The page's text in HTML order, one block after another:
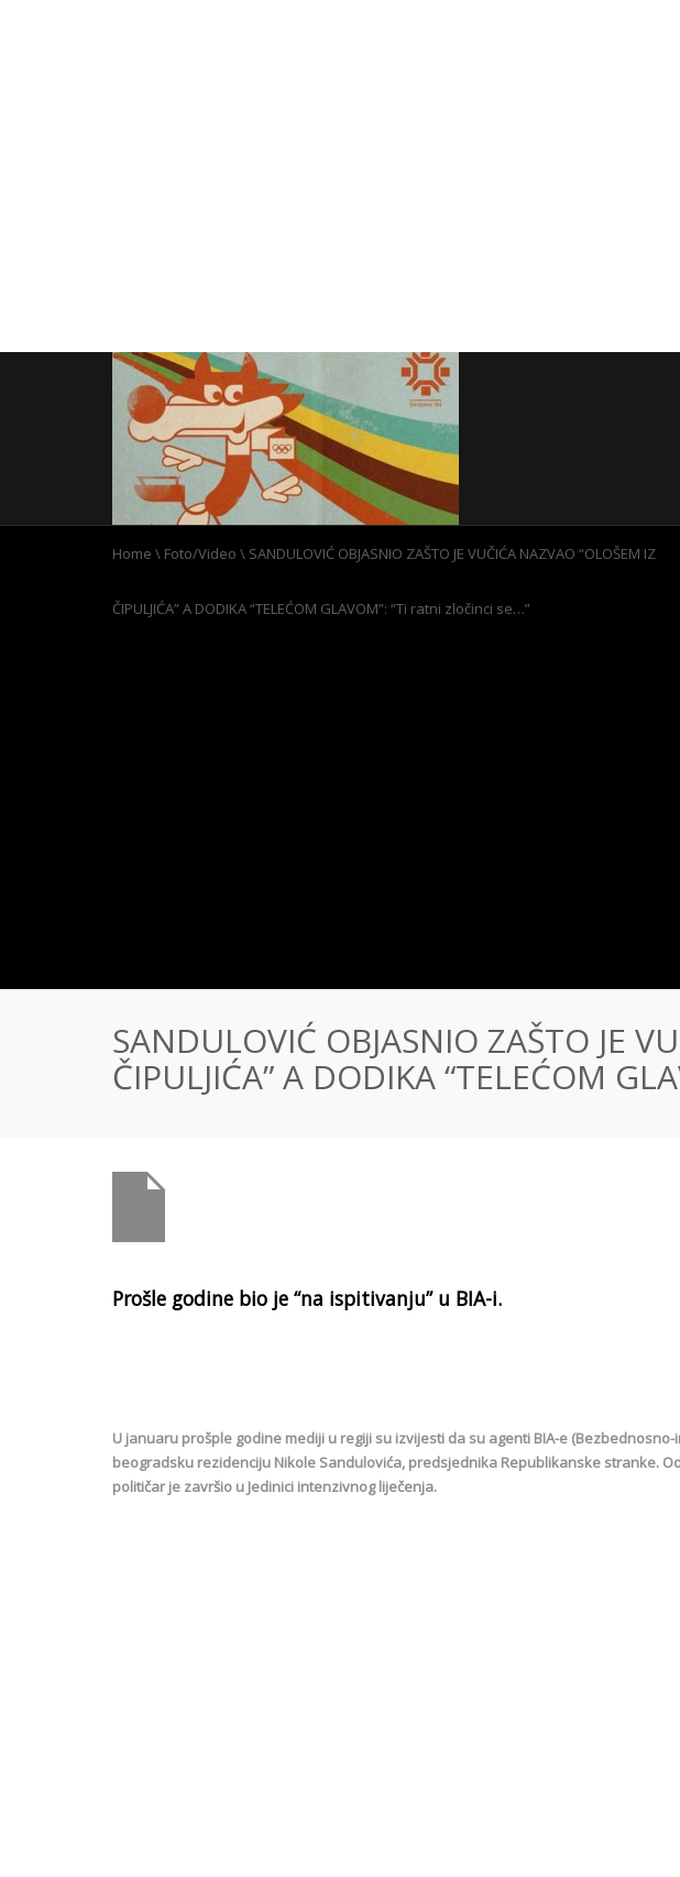
Home \ Foto/Video \ SANDULOVIĆ OBJASNIO ZAŠTO JE VUČIĆA NAZVAO “OLOŠEM IZ
ČIPULJIĆA” A DODIKA “TELEĆOM GLAVOM”: “Ti ratni zločinci se…”
SANDULOVIĆ OBJASNIO ZAŠTO JE
ČIPULJIĆA” A DODIKA “TELEĆOM
Prošle godine bio je “na ispitivanju” u BIA-i.
U januaru prošple godine mediji u regiji su izvijesti da su agenti BIA-e
beogradsku rezidenciju Nikole Sandulovića, predsjednika Republikanske stranke.
političar je završio u Jedinici intenzivnog liječenja.